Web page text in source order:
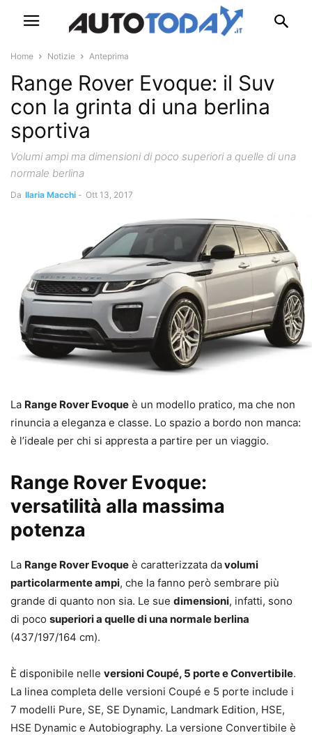
Home Notizie Anteprima
Range Rover Evoque: il Suv
con la grinta di una berlina
sportiva
Volumi ampi ma dimensioni di poco superiori a quelle di una
normale berlina
Da Ilaria Macchi - Ott 13, 2017
La Range Rover Evoque è un modello pratico, ma che non
rinuncia a eleganza e classe. Lo spazio a bordo non manca:
è l’ideale per chi si appresta a partire per un viaggio.
Range Rover Evoque:
versatilità alla massima
potenza
La Range Rover Evoque è caratterizzata davolumi
particolarmente ampi, che la fanno però sembrare più
grande di quanto non sia. Le sue dimensioni, infatti, sono
di poco superiori a quelle di una normale berlina
(437/197/164 cm).
È disponibile nelle versioni Coupé, 5 porte e Convertibile.
La linea completa delle versioni Coupé e 5 porte include i
7 modelli Pure, SE, SE Dynamic, Landmark Edition, HSE,
HSE Dynamic e Autobiography. La versione Convertibile è